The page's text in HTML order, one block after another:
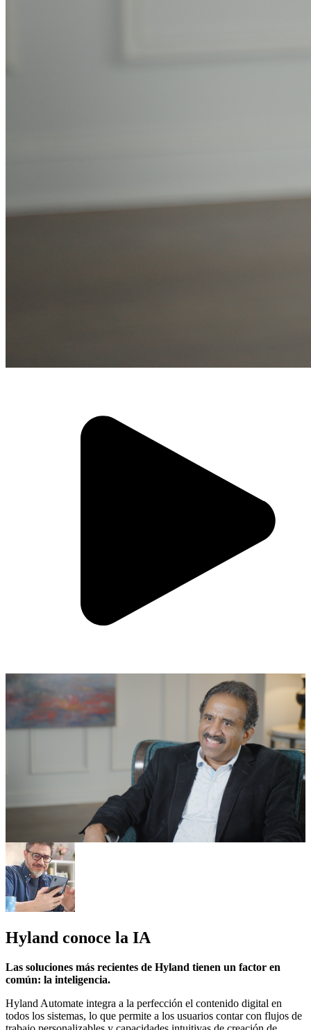
Hyland conoce la IA
Las soluciones más recientes de Hyland tienen un factor en
común: la inteligencia.
Hyland Automate integra a la perfección el contenido digital en
todos los sistemas, lo que permite a los usuarios contar con flujos de